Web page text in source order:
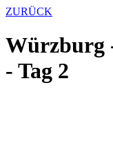
ZURÜCK
Würzburg
- Tag 2